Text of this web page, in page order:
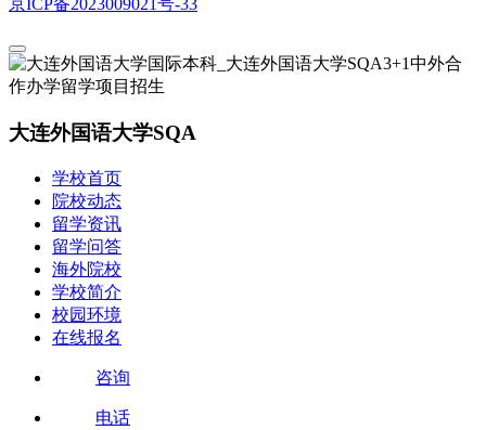
京ICP备2023009021号-33
大连外国语大学SQA
学校首页
院校动态
留学资讯
留学问答
海外院校
学校简介
校园环境
在线报名
咨询
电话